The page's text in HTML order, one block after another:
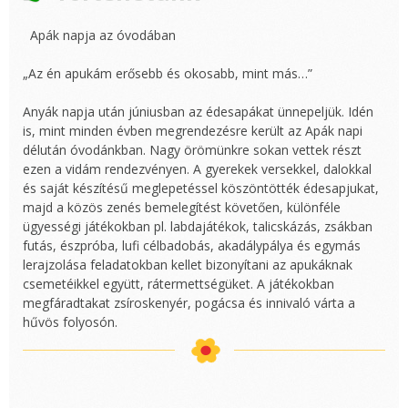
Apák napja az óvodában
„Az én apukám erősebb és okosabb, mint más…”
Anyák napja után júniusban az édesapákat ünnepeljük. Idén
is, mint minden évben megrendezésre került az Apák napi
délután óvodánkban. Nagy örömünkre sokan vettek részt
ezen a vidám rendezvényen. A gyerekek versekkel, dalokkal
és saját készítésű meglepetéssel köszöntötték édesapjukat,
majd a közös zenés bemelegítést követően, különféle
ügyességi játékokban pl. labdajátékok, talicskázás, zsákban
futás, észpróba, lufi célbadobás, akadálypálya és egymás
lerajzolása feladatokban kellet bizonyítani az apukáknak
csemetéikkel együtt, rátermettségüket. A játékokban
megfáradtakat zsíroskenyér, pogácsa és innivaló várta a
hűvös folyosón.